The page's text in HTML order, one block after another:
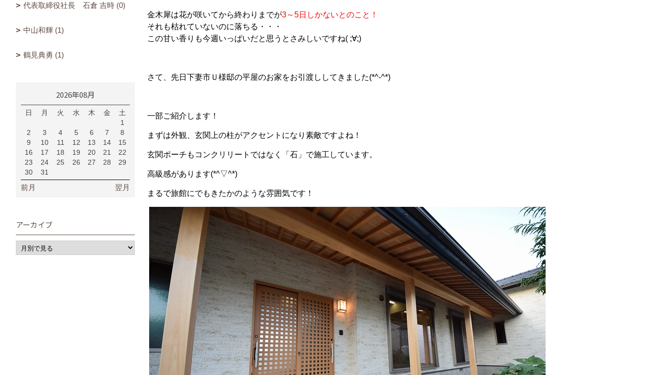
金木犀は花が咲いてから終わりまでが3～5日しかないとのこと！
それも枯れていないのに落ちる・・・
この甘い香りも今週いっぱいだと思うとさみしいですね( ;∀;)
さて、先日下妻市Ｕ様邸の平屋のお家をお引渡ししてきました(*^-^*)
一部ご紹介します！
まずは外観、玄関上の柱がアクセントになり素敵ですよね！
玄関ポーチもコンクリリートではなく「石」で施工しています。
高級感があります(*^▽^*)
まるで旅館にでもきたかのような雰囲気です！
代表取締役社長 石倉 吉時 (0)
中山和輝 (1)
鶴見典勇 (1)
2026年08月
日 月 火 水 木 金
土
1
2
3 4 5 6 7
8
9
10 11 12 13 14
15
16
17 18 19 20 21
22
23
24 25 26 27 28
29
30
31
前月 翌月
アーカイブ